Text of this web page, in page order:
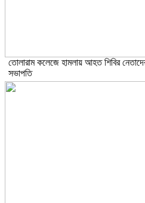
তোলারাম কলেজে হামলায় আহত শিবির
সভাপতি